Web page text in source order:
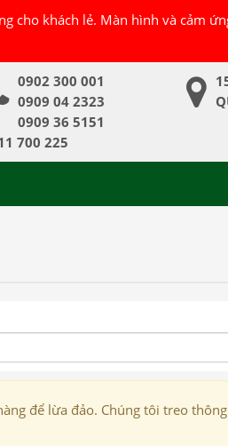
cho khách lẻ. Màn hình và cảm
0902 300 001
0909 04 2323
0909 36 5151
700 225
để lừa đảo. Chúng tôi treo